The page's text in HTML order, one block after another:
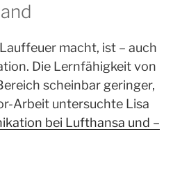
macht, ist – auch
Die Lernfähigkeit von
scheinbar geringer,
Arbeit untersuchte Lisa
bei Lufthansa und –